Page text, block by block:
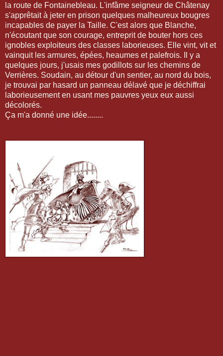
la route de Fontainebleau. L'infâme seigneur de Châtenay
s'apprêtait à jeter en prison quelques malheureux bougres
incapables de payer la Taille. C'est alors que Blanche,
n'écoutant que son courage, entreprit de bouter hors ces
ignobles exploiteurs des classes laborieuses. Elle vint, vit et
vainquit les armures, épées, heaumes et palefrois. Il y a
quelques jours, j'usais mes godillots sur les chemins de
Verrières. Soudain, au détour d'un sentier, au nord du bois,
je trouvai par hasard un panneau délavé que je déchiffrai
laborieusement en usant mes pauvres yeux eux aussi
décolorés.
Ça m'a donné une idée........